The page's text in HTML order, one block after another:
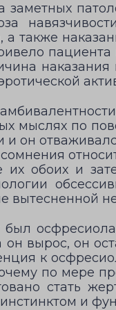
также
пациента
наказания
мыслях по
он
обоих и
вытесненной
вырос, он
к
по
стать
и